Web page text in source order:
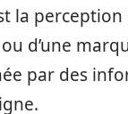
la
d’une
par des